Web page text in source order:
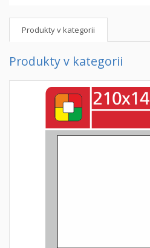
Produkty v kategorii
Produkty v kategorii